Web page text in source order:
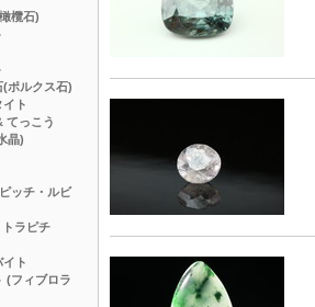
欖石)
(ポルクス石)
ト
てっこう
晶)
ッチ・ルビ
ラピチ
ト
(フィブロラ